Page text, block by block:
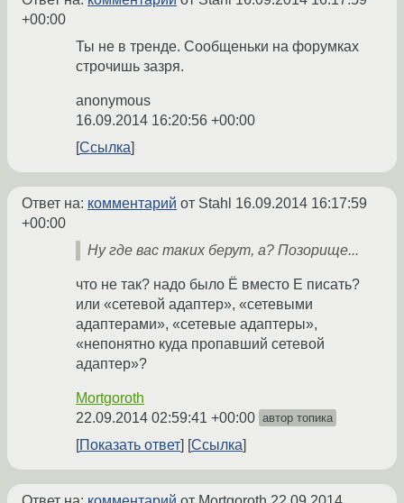
+00:00
Ты не в тренде. Сообщеньки на форумках
строчишь зазря.
anonymous
16.09.2014 16:20:56 +00:00
Ссылка
Ответ на: комментарий от Stahl 16.09.2014 16:17:59
+00:00
Ну где вас таких берут, а? Позорище...
что не так? надо было Ё вместо Е писать?
или «сетевой адаптер», «сетевыми
адаптерами», «сетевые адаптеры»,
«непонятно куда пропавший сетевой
адаптер»?
Mortgoroth
22.09.2014 02:59:41 +00:00 автор топика
Показать ответ Ссылка